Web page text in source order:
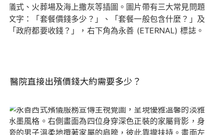
醫院直接出殯價錢大約需要多少？